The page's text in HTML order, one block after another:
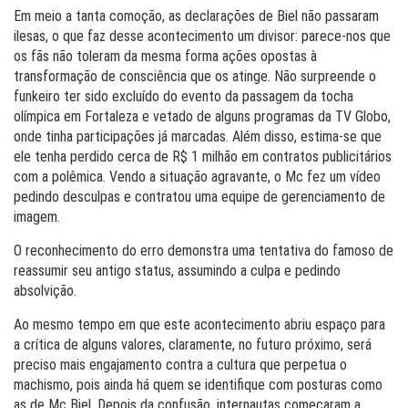
Em meio a tanta comoção, as declarações de Biel não passaram
ilesas, o que faz desse acontecimento um divisor: parece-nos que
os fãs não toleram da mesma forma ações opostas à
transformação de consciência que os atinge. Não surpreende o
funkeiro ter sido excluído do evento da passagem da tocha
olímpica em Fortaleza e vetado de alguns programas da TV Globo,
onde tinha participações já marcadas. Além disso, estima-se que
ele tenha perdido cerca de R$ 1 milhão em contratos publicitários
com a polêmica. Vendo a situação agravante, o Mc fez um vídeo
pedindo desculpas e contratou uma equipe de gerenciamento de
imagem.
O reconhecimento do erro demonstra uma tentativa do famoso de
reassumir seu antigo status, assumindo a culpa e pedindo
absolvição.
Ao mesmo tempo em que este acontecimento abriu espaço para
a crítica de alguns valores, claramente, no futuro próximo, será
preciso mais engajamento contra a cultura que perpetua o
machismo, pois ainda há quem se identifique com posturas como